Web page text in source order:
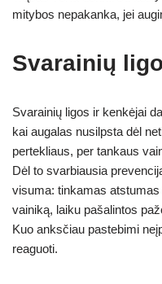
mitybos nepakanka, jei
Svarainių
Svarainių ligos ir kenkėjai
kai augalas nusilpsta dėl
pertekliaus, per tankaus
Dėl to svarbiausia
visuma: tinkamas
vainiką, laiku pašalintos
Kuo anksčiau pastebimi
reaguoti.